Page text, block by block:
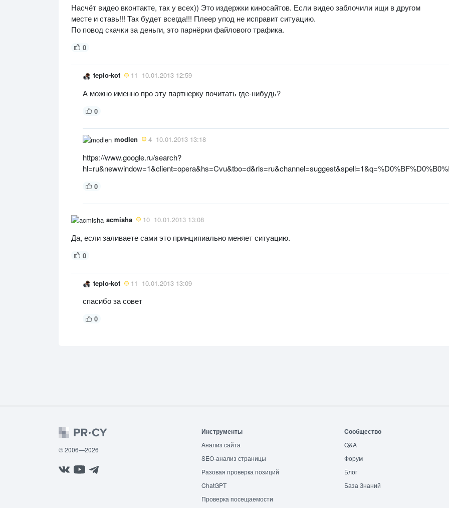
Насчёт видео вконтакте, так у всех)) Это издержки киносайтов. Если видео заблочили ищи в другом
месте и ставь!!! Так будет всегда!!! Плеер упод не исправит ситуацию.
По повод скачки за деньги, это парнёрки файлового трафика.
0
teplo-kot 11 10.01.2013 12:59
А можно именно про эту партнерку почитать где-нибудь?
0
modlen 4 10.01.2013 13:18
https://www.google.ru/search?
0
acmisha 10 10.01.2013 13:08
Да, если заливаете сами это принципиально меняет ситуацию.
0
teplo-kot 11 10.01.2013 13:09
спасибо за совет
0
© 2006—2026
Инструменты
Анализ сайта
SEO-анализ страницы
Разовая проверка позиций
ChatGPT
Проверка посещаемости
Сообщество
Q&A
Форум
Блог
База Знаний